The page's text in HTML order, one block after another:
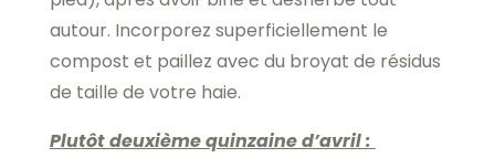
autour. Incorporez superficiellement le
compost et paillez avec du broyat de résidus
de taille de votre haie.
Plutôt deuxième quinzaine d’avril :